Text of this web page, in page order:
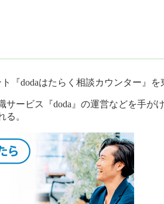
『dodaはたらく相談カウンター』を
ービス『doda』の運営などを手
。